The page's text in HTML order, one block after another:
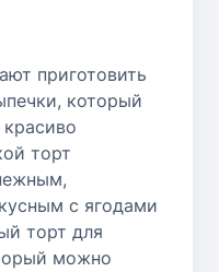
приготовить
который
торт
с ягодами
торт для
можно